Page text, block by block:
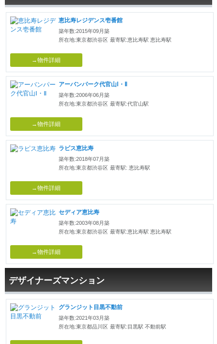
恵比寿レジデンス壱番館
築年数:2015年09月築
所在地:東京都渋谷区 最寄駅:恵比寿駅 恵比寿駅
→物件詳細
アーバンパーク代官山Ⅰ・Ⅱ
築年数:2006年06月築
所在地:東京都渋谷区 最寄駅:代官山駅
→物件詳細
ラピス恵比寿
築年数:2018年07月築
所在地:東京都渋谷区 最寄駅: 恵比寿駅
→物件詳細
セディア恵比寿
築年数:2003年08月築
所在地:東京都渋谷区 最寄駅:恵比寿駅 恵比寿駅
→物件詳細
デザイナーズマンション
グランジット目黒不動前
築年数:2021年03月築
所在地:東京都品川区 最寄駅:目黒駅 不動前駅